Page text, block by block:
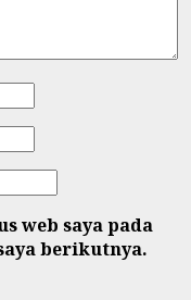
web saya pada
berikutnya.